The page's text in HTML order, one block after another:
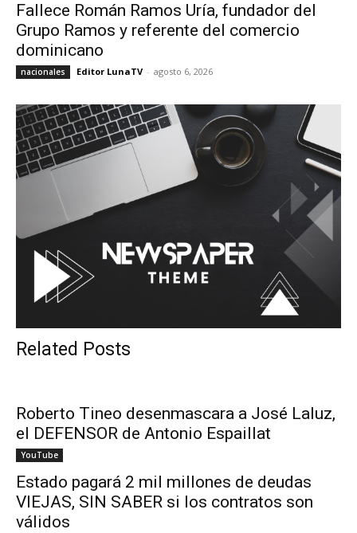
Fallece Román Ramos Uría, fundador del
Grupo Ramos y referente del comercio
dominicano
nacionales Editor LunaTV - agosto 6, 2026
Related Posts
Roberto Tineo desenmascara a José Laluz,
el DEFENSOR de Antonio Espaillat
YouTube
Estado pagará 2 mil millones de deudas
VIEJAS, SIN SABER si los contratos son
válidos